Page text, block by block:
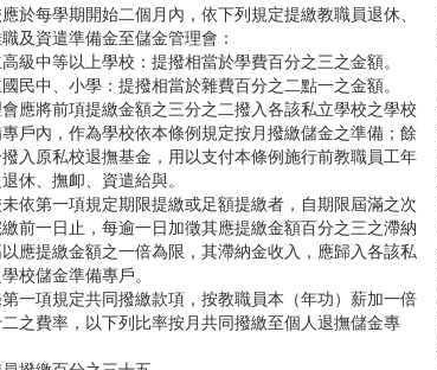
於每學期開始二個月內，依下列規定提繳教職員退休、
及資遣準備金至儲金管理會：
級中等以上學校：提撥相當於學費百分之三之金額。
民中、小學：提撥相當於雜費百分之二點一之金額。
應將前項提繳金額之三分之二撥入各該私立學校之學校
戶內，作為學校依本條例規定按月撥繳儲金之準備；餘
入原私校退撫基金，用以支付本條例施行前教職員工年
休、撫卹、資遣給與。
依第一項規定期限提繳或足額提繳者，自期限屆滿之次
前一日止，每逾一日加徵其應提繳金額百分之三之滯納
應提繳金額之一倍為限，其滯納金收入，應歸入各該私
校儲金準備專戶。
一項規定共同撥繳款項，按教職員本（年功）薪加一倍
之費率，以下列比率按月共同撥繳至個人退撫儲金專